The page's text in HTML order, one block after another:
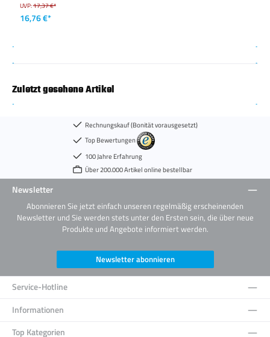
UVP:17,37 €*
16,76 €*
Zuletzt gesehene Artikel
Rechnungskauf (Bonität vorausgesetzt)
Top Bewertungen
100 Jahre Erfahrung
Über 200.000 Artikel online bestellbar
Newsletter
Abonnieren Sie jetzt einfach unseren regelmäßig erscheinenden
Newsletter und Sie werden stets unter den Ersten sein, die über neue
Produkte und Angebote informiert werden.
Newsletter abonnieren
Service-Hotline
Informationen
Top Kategorien